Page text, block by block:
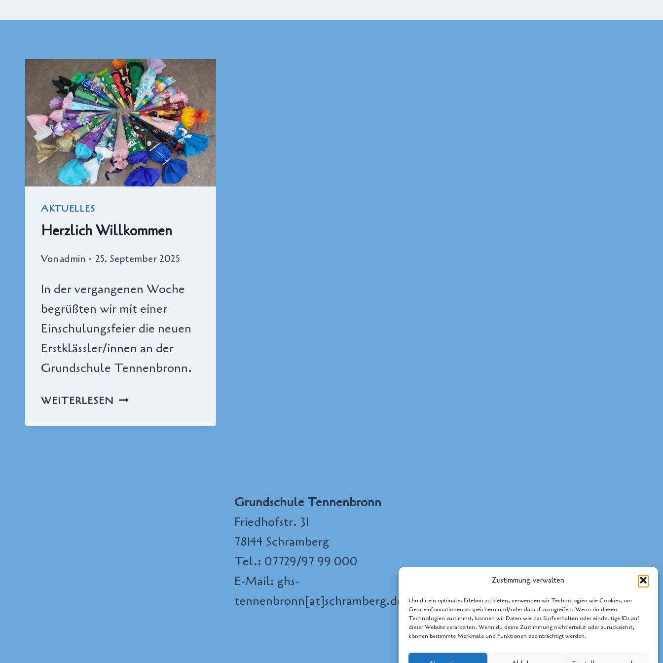
Zustimmung verwalten
Um dir ein optimales Erlebnis zu bieten, verwenden wir Technologien wie Cookies, um
Geräteinformationen zu speichern und/oder darauf zuzugreifen. Wenn du diesen
Technologien zustimmst, können wir Daten wie das Surfverhalten oder eindeutige IDs auf
dieser Website verarbeiten. Wenn du deine Zustimmung nicht erteilst oder zurückziehst,
können bestimmte Merkmale und Funktionen beeinträchtigt werden.
AKTUELLES
Herzlich Willkommen
Vonadmin 25. September 2025
In der vergangenen Woche
begrüßten wir mit einer
Einschulungsfeier die neuen
Erstklässler/innen an der
Grundschule Tennenbronn.
WEITERLESEN HERZLICH
Grundschule Tennenbronn
Friedhofstr. 31
78144 Schramberg
Tel.: 07729/97 99 000
E-Mail: ghs-
tennenbronn[at]schramberg.de